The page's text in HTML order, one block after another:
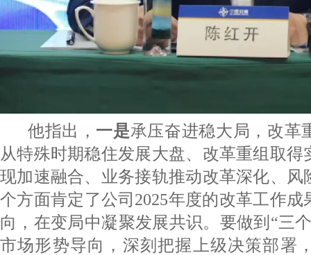
他指出， 一是承压奋进稳大局，改革
从特殊时期稳住发展大盘、改革重组取
现加速融合、业务接轨推动改革深化、风
个方面肯定了公司2025年度的改革工作成
向，在变局中凝聚发展共识。要做到“三
市场形势导向，深刻把握上级决策部署